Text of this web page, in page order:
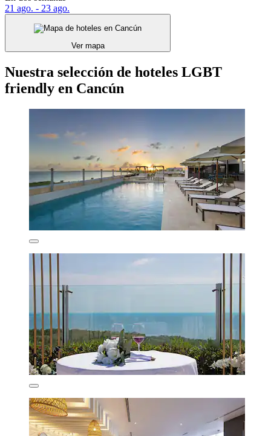
21 ago. - 23 ago.
Ver mapa
Nuestra selección de hoteles LGBT
friendly en Cancún